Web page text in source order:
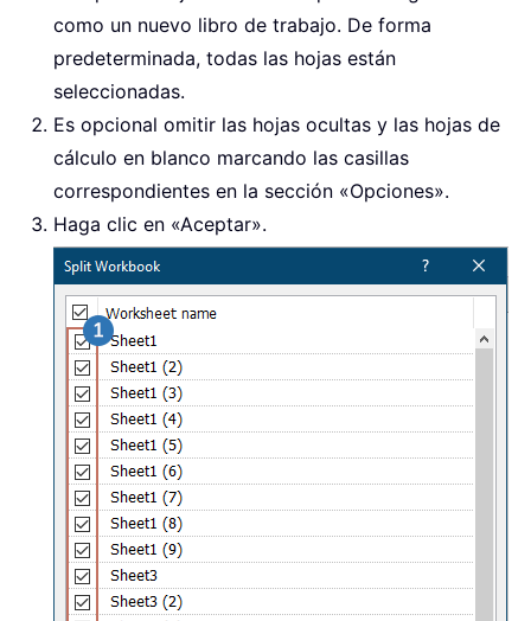
como un nuevo libro de trabajo. De forma
predeterminada, todas las hojas están
seleccionadas.
Es opcional omitir las hojas ocultas y las hojas de
cálculo en blanco marcando las casillas
correspondientes en la sección «Opciones».
Haga clic en «Aceptar».